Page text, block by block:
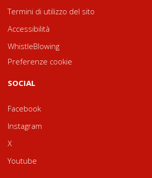
Termini di utilizzo del sito
Accessibilità
WhistleBlowing
Preferenze cookie
SOCIAL
Facebook
Instagram
X
Youtube